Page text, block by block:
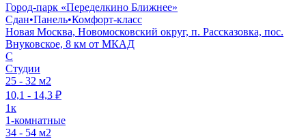
Город-парк «Переделкино Ближнее»
Сдан•Панель•Комфорт-класс
Новая Москва, Новомосковский округ, п. Рассказовка, пос.
Внуковское, 8 км от МКАД
C
Студии
25 - 32 м2
10,1 - 14,3 ₽
1к
1-комнатные
34 - 54 м2